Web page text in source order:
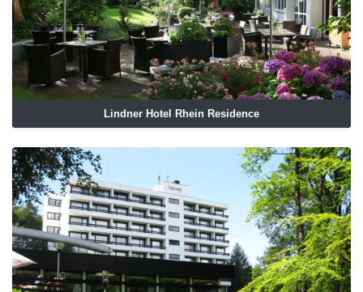
Lindner Hotel Rhein Residence